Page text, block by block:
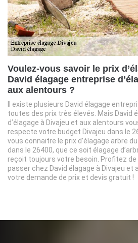
Voulez-vous savoir le prix
David élagage entreprise
aux alentours ?
Il existe plusieurs David élagage
toutes des prix très élevés. Mais David
d’élagage à Divajeu et aux alentours
respecte votre budget Divajeu dans le
vous connaitre le prix d’élagage arbre
dans le 26400, que ce soit élagage
reçoit toujours votre besoin. Profitez
passer chez David élagage à Divajeu
votre demande de prix et devis gratuit !